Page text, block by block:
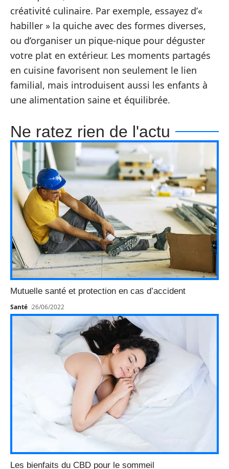
créativité culinaire. Par exemple, essayez d’«
habiller » la quiche avec des formes diverses,
ou d’organiser un pique-nique pour déguster
votre plat en extérieur. Les moments partagés
en cuisine favorisent non seulement le lien
familial, mais introduisent aussi les enfants à
une alimentation saine et équilibrée.
Ne ratez rien de l'actu
Mutuelle santé et protection en cas d’accident
Santé 26/06/2022
Les bienfaits du CBD pour le sommeil